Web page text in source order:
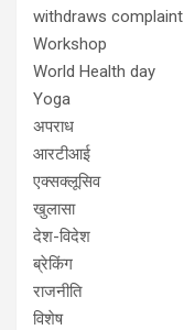
withdraws complaint
Workshop
World Health day
Yoga
अपराध
आरटीआई
एक्सक्लूसिव
खुलासा
देश-विदेश
ब्रेकिंग
राजनीति
विशेष